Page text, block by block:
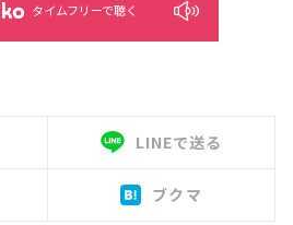
タイムフリーで聴く
LINEで送る
ブクマ